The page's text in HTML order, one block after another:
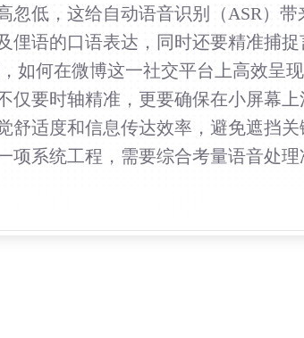
忽低，这给自动语音识别（ASR）
俚语的口语表达，同时还要精准捕
如何在微博这一社交平台上高效呈
仅要时轴精准，更要确保在小屏幕
舒适度和信息传达效率，避免遮挡
项系统工程，需要综合考量语音处